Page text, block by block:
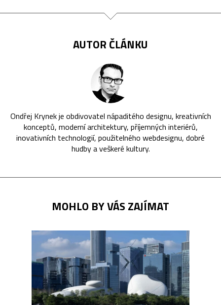
AUTOR ČLÁNKU
Ondřej Krynek je obdivovatel nápaditého designu, kreativních
konceptů, moderní architektury, příjemných interiérů,
inovativních technologií, použitelného webdesignu, dobré
hudby a veškeré kultury.
MOHLO BY VÁS ZAJÍMAT